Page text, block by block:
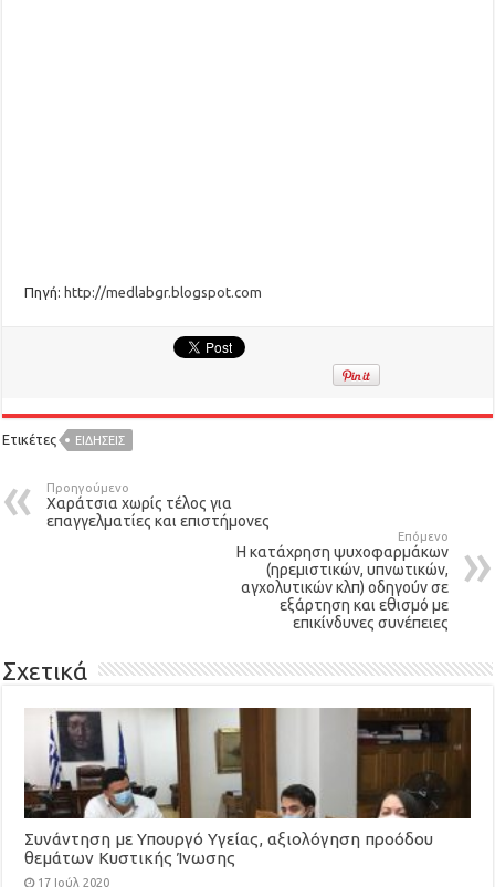
Πηγή: http://medlabgr.blogspot.com
Ετικέτες ΕΙΔΉΣΕΙΣ
Προηγούμενο
Χαράτσια χωρίς τέλος για
επαγγελματίες και επιστήμονες
Επόμενο
Η κατάχρηση ψυχοφαρμάκων
(ηρεμιστικών, υπνωτικών,
αγχολυτικών κλπ) οδηγούν σε
εξάρτηση και εθισμό με
επικίνδυνες συνέπειες
Σχετικά
Συνάντηση με Υπουργό Υγείας, αξιολόγηση προόδου
θεμάτων Κυστικής Ίνωσης
17 Ιούλ 2020